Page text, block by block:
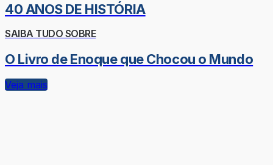
40 ANOS DE HISTÓRIA
SAIBA TUDO SOBRE
O Livro de Enoque que Chocou o Mundo
Veja mais